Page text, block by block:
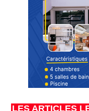
LES ARTICLES